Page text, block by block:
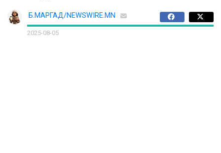
Б.МАРГАД/NEWSWIRE.MN
2025-08-05